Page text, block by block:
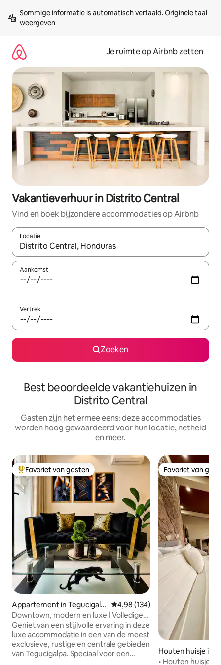
direct
naar
Sommige informatie is automatisch vertaald. Originele taal
weergeven
Je ruimte op Airbnb zetten
Vakantieverhuur in Distrito Central
Vind en boek bijzondere accommodaties op Airbnb
Locatie
Wanneer er suggesties beschikbaar zijn, maak je een keuze
Aankomst
Vertrek
Zoeken
Best beoordeelde vakantiehuizen in
Distrito Central
Gasten zijn het ermee eens: deze accommodaties
worden hoog gewaardeerd voor hun locatie, netheid
en meer.
Topfavoriet van gasten
Favoriet van gasten
Appartement in Tegucigalp
a
Gemiddelde beoordeling van
4,98 (134)
Downtown, modern en luxe | Volledige
airco + parkeren
Geniet van een stijlvolle ervaring in deze
luxe accommodatie in een van de meest
exclusieve, rustige en centrale gebieden
van Tegucigalpa. Speciaal voor een
Favoriet van
Favoriet van
Houten huisje in
• Houten huisje in